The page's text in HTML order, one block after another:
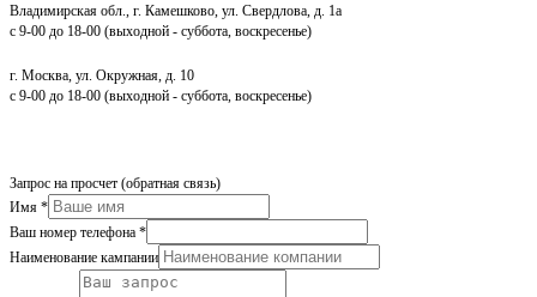
Владимирская обл., г. Камешково, ул. Свердлова, д. 1а
с 9-00 до 18-00 (выходной - суббота, воскресенье)
г. Москва, ул. Окружная, д. 10
с 9-00 до 18-00 (выходной - суббота, воскресенье)
Запрос на просчет (обратная связь)
Имя *
Ваш номер телефона *
Наименование кампании